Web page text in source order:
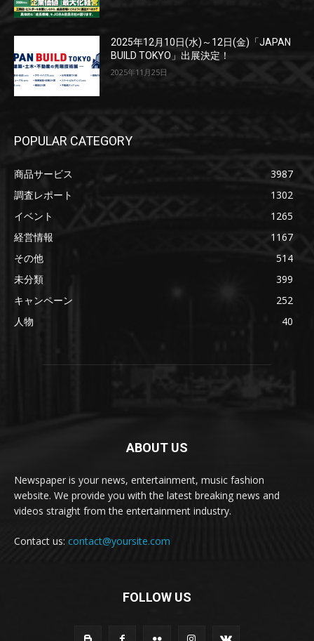
2025年12月10日(水)～12日(金)「JAPAN
BUILD TOKYO」出展決定！
2025年11月25日
POPULAR CATEGORY
商品サービス
3987
調査レポート
1302
イベント
1265
経営情報
1167
その他
514
未分類
399
キャンペーン
252
人物
40
ABOUT US
Newspaper is your news, entertainment, music fashion
website. We provide you with the latest breaking news and
videos straight from the entertainment industry.
Contact us: contact@yoursite.com
FOLLOW US